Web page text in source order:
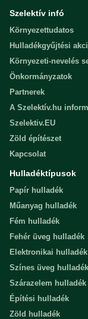
Szelektív infó
Környezettudatos
Hulladékgyűjtési
Környezeti-nevelés
Önkormányzatok
Partnerek
A Szelektív.hu
Szelektiv.EU
Zöld építészet
Kapcsolat
Hulladéktípusok
Papír hulladék
Műanyag hulladék
Fém hulladék
Fehér üveg hulladék
Elektronikai hulladék
Színes üveg hulladék
Szárazelem hulladék
Építési hulladék
Zöld hulladék